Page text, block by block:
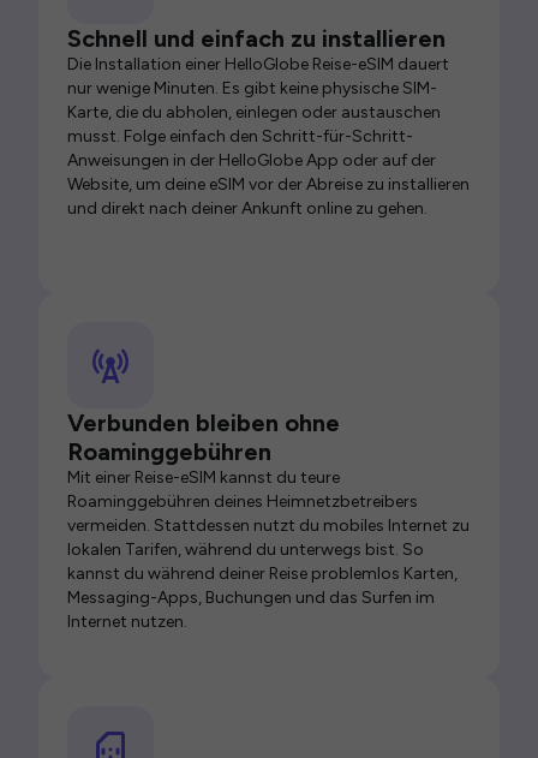
Schnell und einfach zu installieren
Die Installation einer HelloGlobe Reise-eSIM dauert
nur wenige Minuten. Es gibt keine physische SIM-
Karte, die du abholen, einlegen oder austauschen
musst. Folge einfach den Schritt-für-Schritt-
Anweisungen in der HelloGlobe App oder auf der
Website, um deine eSIM vor der Abreise zu installieren
und direkt nach deiner Ankunft online zu gehen.
Verbunden bleiben ohne
Roaminggebühren
Mit einer Reise-eSIM kannst du teure
Roaminggebühren deines Heimnetzbetreibers
vermeiden. Stattdessen nutzt du mobiles Internet zu
lokalen Tarifen, während du unterwegs bist. So
kannst du während deiner Reise problemlos Karten,
Messaging-Apps, Buchungen und das Surfen im
Internet nutzen.